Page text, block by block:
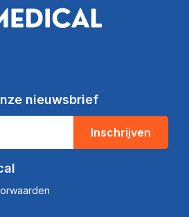
nieuwsbrief
Inschrijven